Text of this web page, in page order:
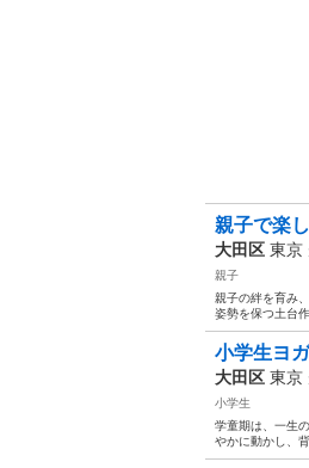
親子で楽
大田区 東京
親子
親子の絆を育み
姿勢を保つ土台
小学生ヨガ
大田区 東京
小学生
学童期は、一生
やかに動かし、